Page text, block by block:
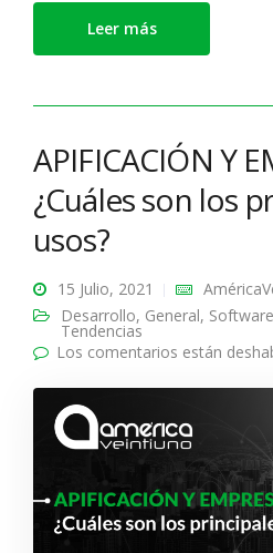
Leer más
APIFICACIÓN Y
¿Cuáles son los
usos?
15 Julio, 2021
Desarrollo, General, Software
Tendencias
Los comentarios están